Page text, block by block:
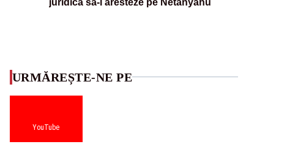
juridică să-l aresteze pe Netanyahu
URMĂREȘTE-NE PE
YouTube